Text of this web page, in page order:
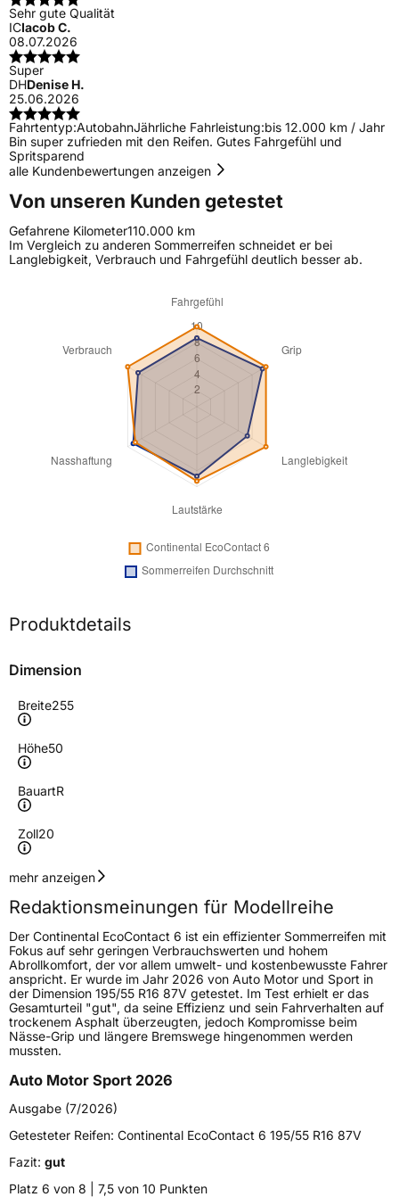
Sehr gute Qualität
ICIacob C.
08.07.2026
Super
DHDenise H.
25.06.2026
Fahrtentyp:AutobahnJährliche Fahrleistung:bis 12.000 km / Jahr
Bin super zufrieden mit den Reifen. Gutes Fahrgefühl und
Spritsparend
alle Kundenbewertungen anzeigen
Von unseren Kunden getestet
Gefahrene Kilometer110.000 km
Im Vergleich zu anderen Sommerreifen schneidet er bei
Langlebigkeit, Verbrauch und Fahrgefühl deutlich besser ab.
Produktdetails
Dimension
Breite255
Höhe50
BauartR
Zoll20
Geschwindigkeitsindex
Höchstgeschwindigkeit
240 km/h
Lastindex109
Höchstlast1030 kg
Gewicht (in kg)13,013 kg
Generelle Merkmale
Fahrzeugtyp PKW
VerwendungSommerreifen
ModellnameEcoContact 6
Fahrzeugart
mehr anzeigen
Redaktionsmeinungen für Modellreihe
Der Continental EcoContact 6 ist ein effizienter Sommerreifen mit
Fokus auf sehr geringen Verbrauchswerten und hohem
Abrollkomfort, der vor allem umwelt- und kostenbewusste Fahrer
anspricht. Er wurde im Jahr 2026 von Auto Motor und Sport in
der Dimension 195/55 R16 87V getestet. Im Test erhielt er das
Gesamturteil "gut", da seine Effizienz und sein Fahrverhalten auf
trockenem Asphalt überzeugten, jedoch Kompromisse beim
Nässe-Grip und längere Bremswege hingenommen werden
mussten.
Auto Motor Sport 2026
Ausgabe (7/2026)
Getesteter Reifen: Continental EcoContact 6 195/55 R16 87V
Fazit: gut
Platz 6 von 8 | 7,5 von 10 Punkten